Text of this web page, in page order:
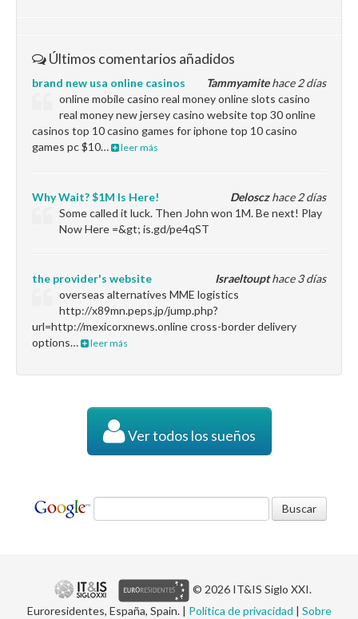
Últimos comentarios añadidos
Tammyamitehace 2 días
brand new usa online casinos
online mobile casino real money online slots casino
real money new jersey casino website top 30 online
casinos top 10 casino games for iphone top 10 casino
games pc $10…
leer más
Delosczhace 2 días
Why Wait? $1M Is Here!
Some called it luck. Then John won 1M. Be next! Play
Now Here =&gt; is.gd/pe4qST
Israeltoupthace 3 días
the provider's website
overseas alternatives MME logistics
http://x89mn.peps.jp/jump.php?
url=http://mexicorxnews.online cross-border delivery
options…
leer más
Ver todos los sueños
© 2026 IT&IS Siglo XXI.
Euroresidentes, España, Spain. | Política de privacidad | Sobre